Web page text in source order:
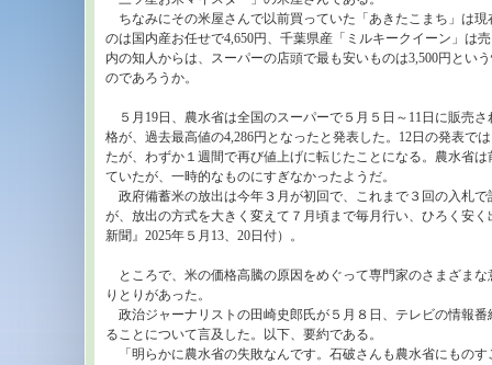
ちなみにその米屋さんで以前買っていた「あきたこまち」は現
のは国内産お任せで4,650円、千葉県産「ミルキークイーン」は
内の知人からは、スーパーの店頭で最も安いものは3,500円とい
のであろうか。
５月19日、農水省は全国のスーパーで５月５日～11日に販売
格が、過去最高値の4,286円となったと発表した。12日の発表で
たが、わずか１週間で再び値上げに転じたことになる。農水省
ていたが、一時的なものにすぎなかったようだ。
政府備蓄米の放出は今年３月が初回で、これまで３回の入札で
が、放出の方式を大きく変えて７月頃まで毎月行い、ひろく安
新聞』2025年５月13、20日付）。
ところで、米の価格高騰の原因をめぐって専門家のさまざま
りとりがあった。
政治ジャーナリストの田崎史郎氏が５月８日、テレビの情報番
ることについて言及した。以下、要約である。
「明らかに農水省の失敗なんです。石破さんも農水省にもの